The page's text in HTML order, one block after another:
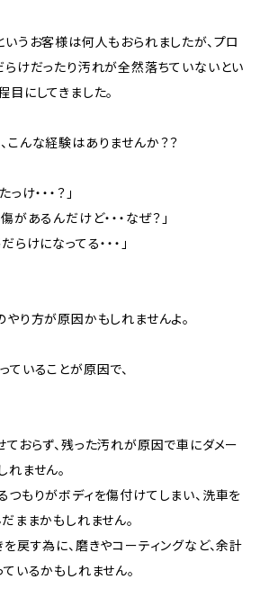
いうお客様は何人もおられましたが、プロ
らけだったり汚れが全然落ちていないとい
にしてきました。
こんな経験はありませんか？？
け・・・？」
があるんだけど・・・なぜ？」
らけになってる・・・」
やり方が原因かもしれませんよ。
いることが原因で、
ておらず、残った汚れが原因で車にダメー
ません。
つもりがボディを傷付けてしまい、洗車を
ままかもしれません。
戻す為に、磨きやコーティングなど、余計
いるかもしれません。